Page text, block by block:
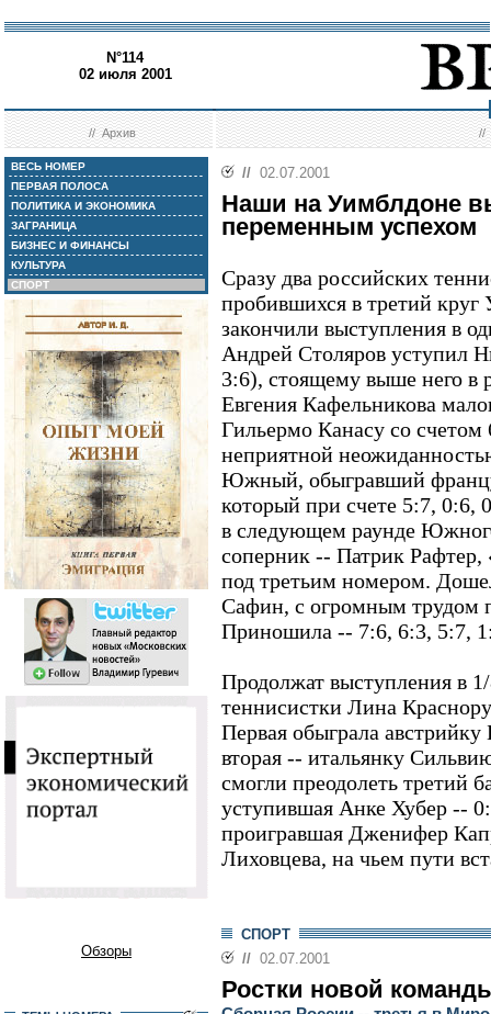
N°114
02 июля 2001
//Архив //
ВЕСЬ НОМЕР
ПЕРВАЯ ПОЛОСА
ПОЛИТИКА И ЭКОНОМИКА
ЗАГРАНИЦА
БИЗНЕС И ФИНАНСЫ
КУЛЬТУРА
СПОРТ
Обзоры
// 02.07.2001
Наши на Уимблдоне
переменным успехом
Сразу два российских
пробившихся в третий круг
закончили выступления в
Андрей Столяров уступил
3:6), стоящему выше него в
Евгения Кафельникова
Гильермо Канасу со счетом
неприятной
Южный, обыгравший
который при счете 5:7, 0:6,
в следующем раунде
соперник -- Патрик
под третьим номером.
Сафин, с огромным трудом
Приношила -- 7:6, 6:3, 5:7,
Продолжат выступления в
теннисистки Лина
Первая обыграла
вторая -- итальянку
смогли преодолеть третий
уступившая Анке Хубер --
проигравшая Дженифер
Лиховцева, на чьем пути
СПОРТ
// 02.07.2001
Ростки новой